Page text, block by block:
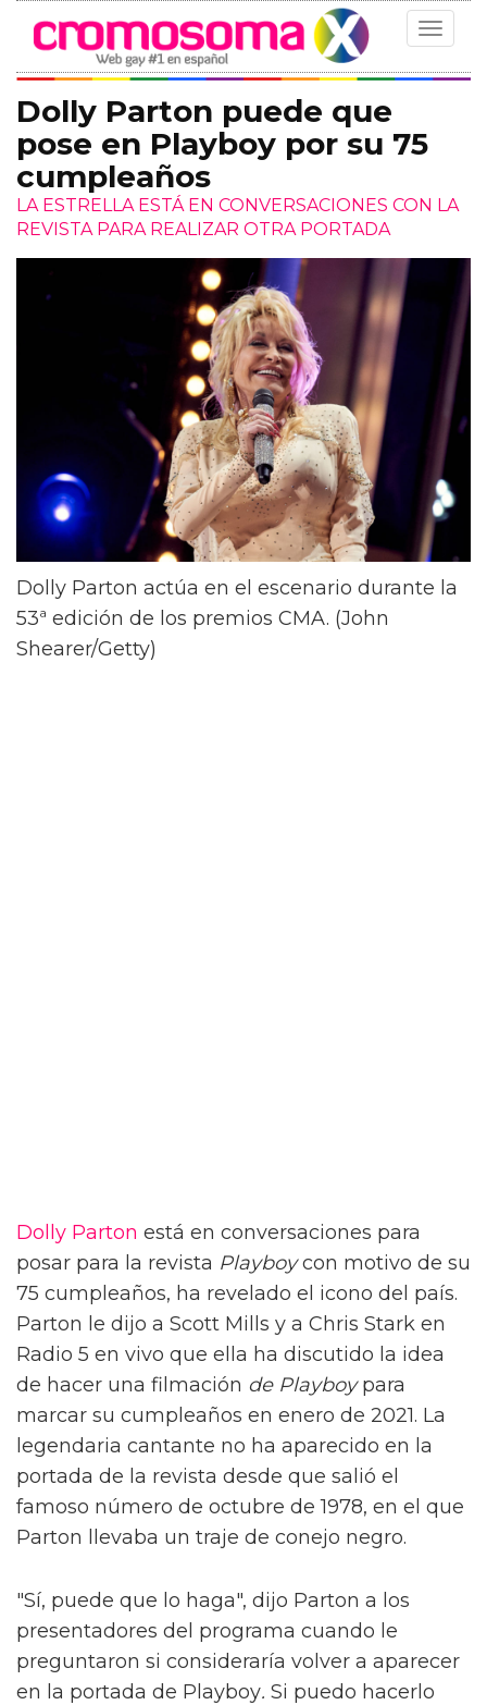
Toggle
Dolly Parton puede que
pose en Playboy por su 75
cumpleaños
LA ESTRELLA ESTÁ EN CONVERSACIONES CON LA
REVISTA PARA REALIZAR OTRA PORTADA
Dolly Parton actúa en el escenario durante la
53ª edición de los premios CMA. (John
Shearer/Getty)
Dolly Parton está en conversaciones para
posar para la revista Playboycon motivo de su
75 cumpleaños, ha revelado el icono del país.
Parton le dijo a Scott Mills y a Chris Stark en
Radio 5 en vivo que ella ha discutido la idea
de hacer una filmación de Playboypara
marcar su cumpleaños en enero de 2021. La
legendaria cantante no ha aparecido en la
portada de la revista desde que salió el
famoso número de octubre de 1978, en el que
Parton llevaba un traje de conejo negro.
"Sí, puede que lo haga", dijo Parton a los
presentadores del programa cuando le
preguntaron si consideraría volver a aparecer
en la portada de Playboy. Si puedo hacerlo